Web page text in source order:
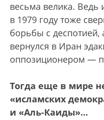
весьма велика. Ведь
в 1979 году тоже
борьбы с
вернулся в Иран
оппозиционером —
Тогда еще в мире
«исламских
и «Аль-Каиды»…